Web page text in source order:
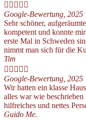
    
Google-Bewertung, 2025
Sehr schöner,
kompetent und konnte
erste Mal in Schweden
nimmt man sich für die
Tim
    
Google-Bewertung, 2025
Wir hatten ein klasse
alles war wie
hilfreiches und nettes
Guido Me.